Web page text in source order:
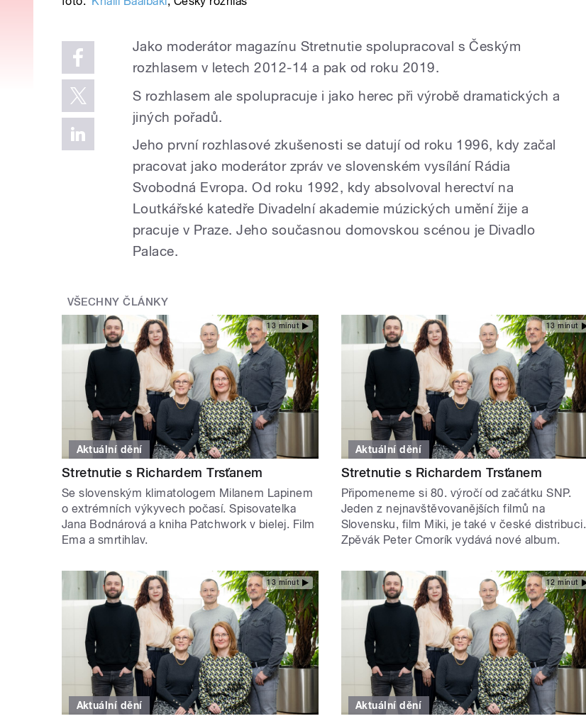
Jako moderátor magazínu Stretnutie spolupracoval s Českým
rozhlasem v letech 2012-14 a pak od roku 2019.
S rozhlasem ale spolupracuje i jako herec při výrobě dramatických a
jiných pořadů.
Jeho první rozhlasové zkušenosti se datují od roku 1996, kdy začal
pracovat jako moderátor zpráv ve slovenském vysílání Rádia
Svobodná Evropa. Od roku 1992, kdy absolvoval herectví na
Loutkářské katedře Divadelní akademie múzických umění žije a
pracuje v Praze. Jeho současnou domovskou scénou je Divadlo
Palace.
VŠECHNY ČLÁNKY
13 minut
Aktuální dění
Stretnutie s Richardem Trsťanem
Se slovenským klimatologem Milanem Lapinem
o extrémních výkyvech počasí. Spisovatelka
Jana Bodnárová a kniha Patchwork v bielej. Film
Ema a smrtihlav.
13 minut
Aktuální dění
Stretnutie s Richardem Trsťanem
Připomeneme si 80. výročí od začátku SNP.
Jeden z nejnavštěvovanějších filmů na
Slovensku, film Miki, je také v české distribuci.
Zpěvák Peter Cmorík vydává nové album.
13 minut
Aktuální dění
12 minut
Aktuální dění